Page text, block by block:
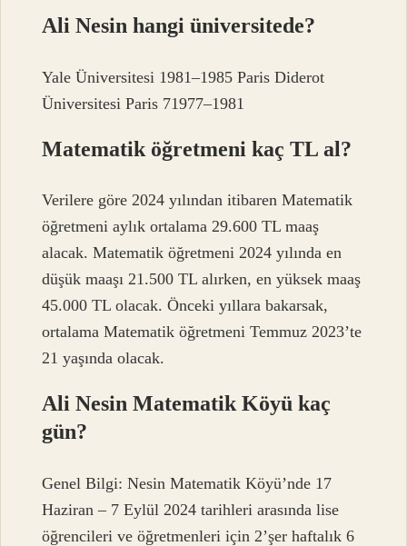
Ali Nesin hangi üniversitede?
Yale Üniversitesi 1981–1985 Paris Diderot
Üniversitesi Paris 71977–1981
Matematik öğretmeni kaç TL al?
Verilere göre 2024 yılından itibaren Matematik
öğretmeni aylık ortalama 29.600 TL maaş
alacak. Matematik öğretmeni 2024 yılında en
düşük maaşı 21.500 TL alırken, en yüksek maaş
45.000 TL olacak. Önceki yıllara bakarsak,
ortalama Matematik öğretmeni Temmuz 2023’te
21 yaşında olacak.
Ali Nesin Matematik Köyü kaç
gün?
Genel Bilgi: Nesin Matematik Köyü’nde 17
Haziran – 7 Eylül 2024 tarihleri ​​arasında lise
öğrencileri ve öğretmenleri için 2’şer haftalık 6